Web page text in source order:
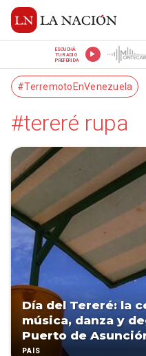
ESCUCHÁ
TU RADIO
PREFERIDA
#TerremotoEnVenezuela
#tereré rupa
Día del Tereré: la
música, danza y
Puerto de
PAÍS